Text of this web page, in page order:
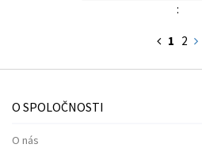
:
1 2
O SPOLOČNOSTI
O nás